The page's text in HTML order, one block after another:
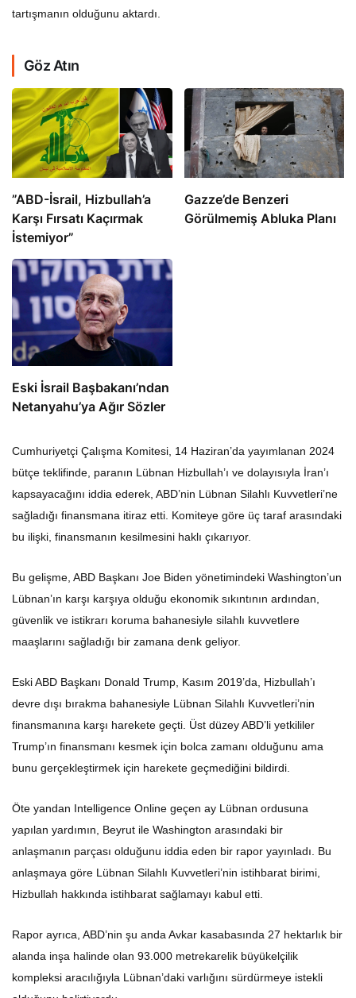
tartışmanın olduğunu aktardı.
Göz Atın
​​​​​​​”ABD-İsrail, Hizbullah’a
Karşı Fırsatı Kaçırmak
İstemiyor”
​​​​​​​Gazze’de Benzeri
Görülmemiş Abluka Planı
Eski İsrail Başbakanı’ndan
Netanyahu’ya Ağır Sözler
Cumhuriyetçi Çalışma Komitesi, 14 Haziran’da yayımlanan 2024
bütçe teklifinde, paranın Lübnan Hizbullah’ı ve dolayısıyla İran’ı
kapsayacağını iddia ederek, ABD’nin Lübnan Silahlı Kuvvetleri’ne
sağladığı finansmana itiraz etti. Komiteye göre üç taraf arasındaki
bu ilişki, finansmanın kesilmesini haklı çıkarıyor.
Bu gelişme, ABD Başkanı Joe Biden yönetimindeki Washington’un
Lübnan’ın karşı karşıya olduğu ekonomik sıkıntının ardından,
güvenlik ve istikrarı koruma bahanesiyle silahlı kuvvetlere
maaşlarını sağladığı bir zamana denk geliyor.
Eski ABD Başkanı Donald Trump, Kasım 2019’da, Hizbullah’ı
devre dışı bırakma bahanesiyle Lübnan Silahlı Kuvvetleri’nin
finansmanına karşı harekete geçti. Üst düzey ABD’li yetkililer
Trump’ın finansmanı kesmek için bolca zamanı olduğunu ama
bunu gerçekleştirmek için harekete geçmediğini bildirdi.
Öte yandan Intelligence Online geçen ay Lübnan ordusuna
yapılan yardımın, Beyrut ile Washington arasındaki bir
anlaşmanın parçası olduğunu iddia eden bir rapor yayınladı. Bu
anlaşmaya göre Lübnan Silahlı Kuvvetleri’nin istihbarat birimi,
Hizbullah hakkında istihbarat sağlamayı kabul etti.
Rapor ayrıca, ABD’nin şu anda Avkar kasabasında 27 hektarlık bir
alanda inşa halinde olan 93.000 metrekarelik büyükelçilik
kompleksi aracılığıyla Lübnan’daki varlığını sürdürmeye istekli